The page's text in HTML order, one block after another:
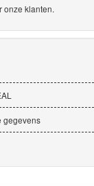
klanten.
gegevens